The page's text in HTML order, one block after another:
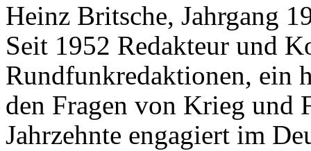
Heinz Britsche, Jahrgang
Seit 1952 Redakteur und
Rundfunkredaktionen, ein
den Fragen von Krieg und
Jahrzehnte engagiert im